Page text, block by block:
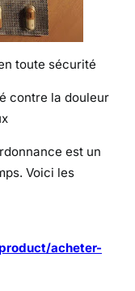
C
o
m
n
d
d
toute sécurité
contre la douleur
est un
Voici les
acheter-